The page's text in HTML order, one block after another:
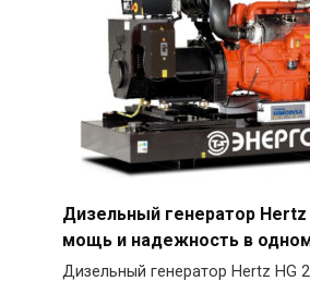
Дизельный генератор Hertz
мощь и надежность в
Дизельный генератор Hertz HG